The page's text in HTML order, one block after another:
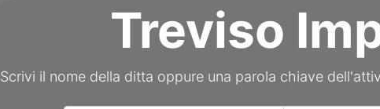
Treviso
Scrivi il nome della ditta oppure una parola chiave